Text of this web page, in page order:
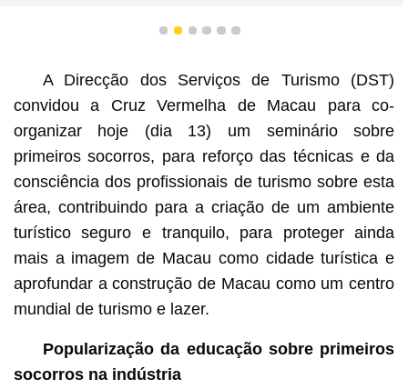
1 2 3 4 5 6
A Direcção dos Serviços de Turismo (DST)
convidou a Cruz Vermelha de Macau para co-
organizar hoje (dia 13) um seminário sobre
primeiros socorros, para reforço das técnicas e da
consciência dos profissionais de turismo sobre esta
área, contribuindo para a criação de um ambiente
turístico seguro e tranquilo, para proteger ainda
mais a imagem de Macau como cidade turística e
aprofundar a construção de Macau como um centro
mundial de turismo e lazer.
Popularização da educação sobre primeiros
socorros na indústria